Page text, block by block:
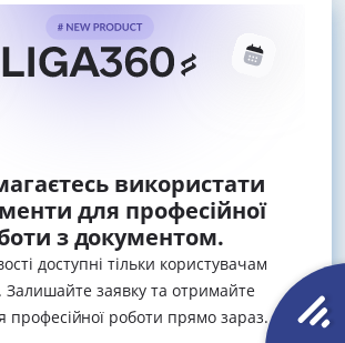
використати
для професійної
з документом.
доступні тільки користувачам
Залишайте заявку та отримайте
професійної роботи прямо зараз.